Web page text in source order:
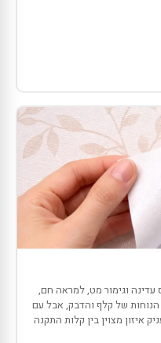
וגימור מט, למראה חם,
הנוחות של קלף והדבק, אבל עם
איזון מצוין בין קלות התקנה